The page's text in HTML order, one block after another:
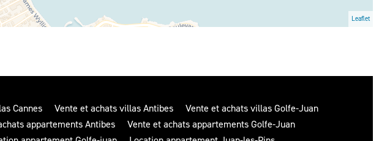
Leaflet
Cannes Vente et achats villas Antibes
Vente et achats villas Golfe-Juan
appartements Antibes
Vente et achats appartements Golfe-Juan